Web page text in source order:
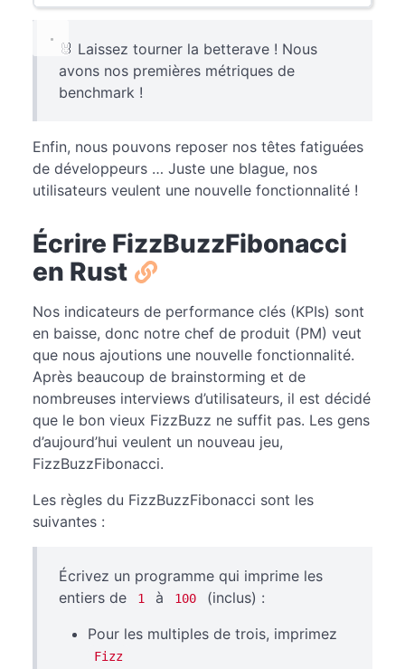
🐰 Laissez tourner la betterave ! Nous
avons nos premières métriques de
benchmark !
Enfin, nous pouvons reposer nos têtes fatiguées
de développeurs … Juste une blague, nos
utilisateurs veulent une nouvelle fonctionnalité !
Écrire FizzBuzzFibonacci
en Rust
Nos indicateurs de performance clés (KPIs) sont
en baisse, donc notre chef de produit (PM) veut
que nous ajoutions une nouvelle fonctionnalité.
Après beaucoup de brainstorming et de
nombreuses interviews d’utilisateurs, il est décidé
que le bon vieux FizzBuzz ne suffit pas. Les gens
d’aujourd’hui veulent un nouveau jeu,
FizzBuzzFibonacci.
Les règles du FizzBuzzFibonacci sont les
suivantes :
Écrivez un programme qui imprime les
entiers de
1 à 100
(inclus) :
Pour les multiples de trois, imprimez
Fizz